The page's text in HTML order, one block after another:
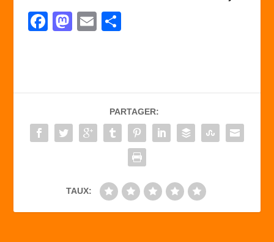
F
b
o
o
M
d
o
n
E
er
PARTAGER:
TAUX: